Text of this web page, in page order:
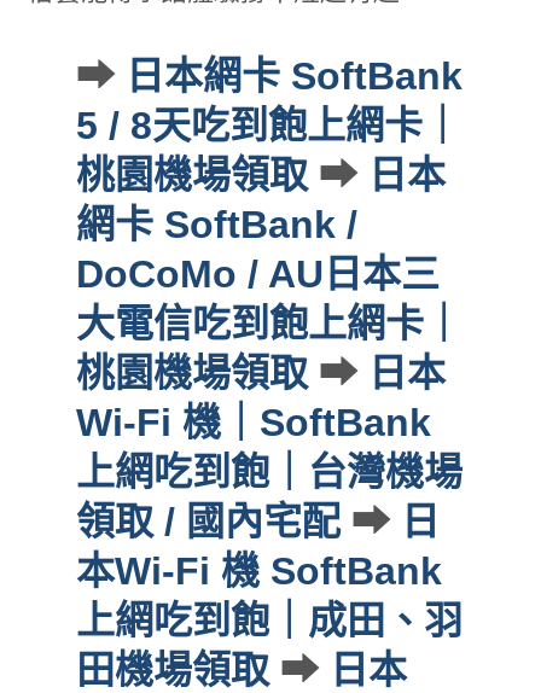
➡ 日本網卡 SoftBank
5 / 8天吃到飽上網卡｜
桃園機場領取 ➡ 日本
網卡 SoftBank /
DoCoMo / AU日本三
大電信吃到飽上網卡｜
桃園機場領取 ➡ 日本
Wi-Fi 機｜SoftBank
上網吃到飽｜台灣機場
領取 / 國內宅配 ➡ 日
本Wi-Fi 機 SoftBank
上網吃到飽｜成田、羽
田機場領取 ➡ 日本